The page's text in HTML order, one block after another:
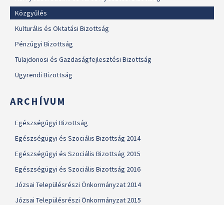
Közgyűlés
Kulturális és Oktatási Bizottság
Pénzügyi Bizottság
Tulajdonosi és Gazdaságfejlesztési Bizottság
Ügyrendi Bizottság
ARCHÍVUM
Egészségügyi Bizottság
Egészségügyi és Szociális Bizottság 2014
Egészségügyi és Szociális Bizottság 2015
Egészségügyi és Szociális Bizottság 2016
Józsai Településrészi Önkormányzat 2014
Józsai Településrészi Önkormányzat 2015